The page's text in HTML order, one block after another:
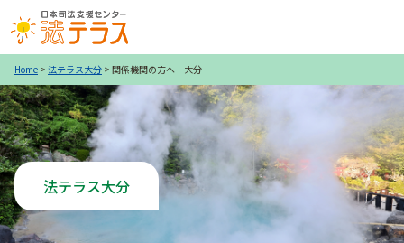
Home > 法テラス大分 > 関係機関の方へ 大分
法テラス大分